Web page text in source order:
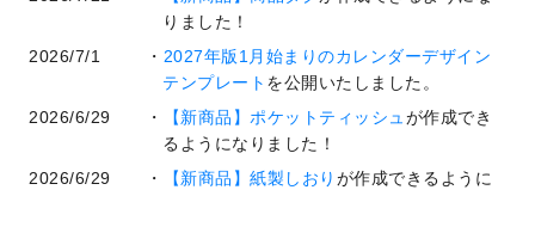
りました！
2026/7/1
2027年版1月始まりのカレンダーデザイン
テンプレート を公開いたしました。
2026/6/29
【新商品】ポケットティッシュが作成でき
るようになりました！
2026/6/29
【新商品】紙製しおり が作成できるように